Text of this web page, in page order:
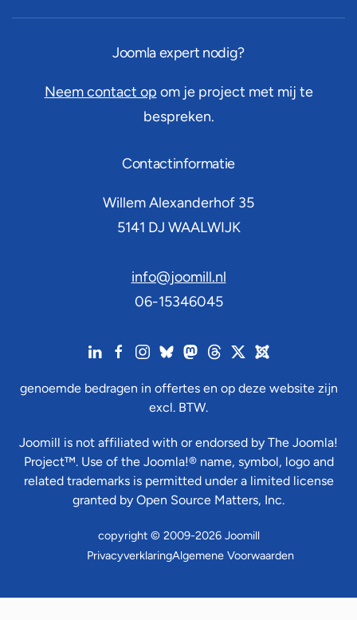
Joomla expert nodig?
Neem contact op om je project met mij te
bespreken.
Contactinformatie
Willem Alexanderhof 35
5141 DJ WAALWIJK
info@joomill.nl
06-15346045
genoemde bedragen in offertes en op deze website zijn
excl. BTW.
Joomill is not affiliated with or endorsed by The Joomla!
Project™. Use of the Joomla!® name, symbol, logo and
related trademarks is permitted under a limited license
granted by Open Source Matters, Inc.
copyright © 2009-2026 Joomill
PrivacyverklaringAlgemene Voorwaarden